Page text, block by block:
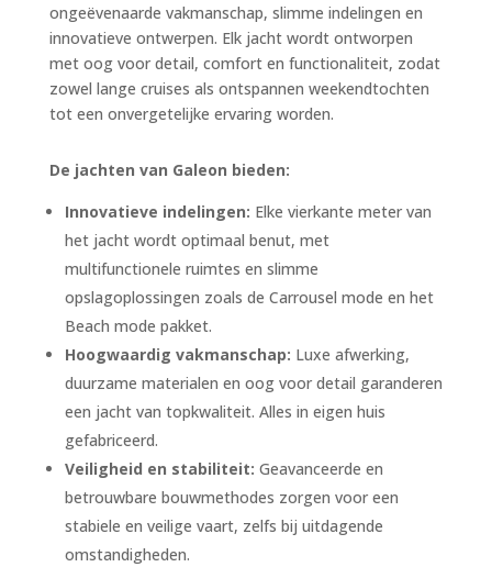
ongeëvenaarde vakmanschap, slimme indelingen en
innovatieve ontwerpen. Elk jacht wordt ontworpen
met oog voor detail, comfort en functionaliteit, zodat
zowel lange cruises als ontspannen weekendtochten
tot een onvergetelijke ervaring worden.
De jachten van Galeon bieden:
Innovatieve indelingen: Elke vierkante meter van
het jacht wordt optimaal benut, met
multifunctionele ruimtes en slimme
opslagoplossingen zoals de Carrousel mode en het
Beach mode pakket.
Hoogwaardig vakmanschap: Luxe afwerking,
duurzame materialen en oog voor detail garanderen
een jacht van topkwaliteit. Alles in eigen huis
gefabriceerd.
Veiligheid en stabiliteit: Geavanceerde en
betrouwbare bouwmethodes zorgen voor een
stabiele en veilige vaart, zelfs bij uitdagende
omstandigheden.